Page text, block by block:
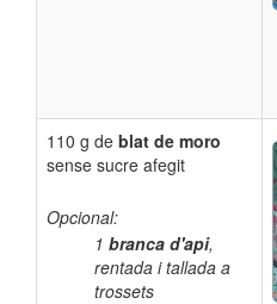
110 g de blat de moro
sense sucre afegit
Opcional:
1 branca d'api,
rentada i tallada a
trossets